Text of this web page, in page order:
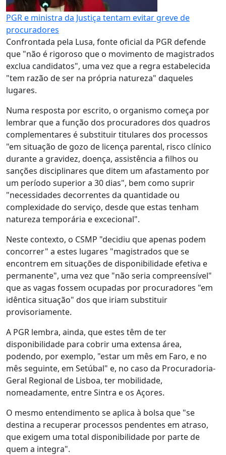
PGR e ministra da Justiça tentam evitar greve de
procuradores
Confrontada pela Lusa, fonte oficial da PGR defende
que "não é rigoroso que o movimento de magistrados
exclua candidatos", uma vez que a regra estabelecida
"tem razão de ser na própria natureza" daqueles
lugares.
Numa resposta por escrito, o organismo começa por
lembrar que a função dos procuradores dos quadros
complementares é substituir titulares dos processos
"em situação de gozo de licença parental, risco clínico
durante a gravidez, doença, assistência a filhos ou
sanções disciplinares que ditem um afastamento por
um período superior a 30 dias", bem como suprir
"necessidades decorrentes da quantidade ou
complexidade do serviço, desde que estas tenham
natureza temporária e excecional".
Neste contexto, o CSMP "decidiu que apenas podem
concorrer" a estes lugares "magistrados que se
encontrem em situações de disponibilidade efetiva e
permanente", uma vez que "não seria compreensível"
que as vagas fossem ocupadas por procuradores "em
idêntica situação" dos que iriam substituir
provisoriamente.
A PGR lembra, ainda, que estes têm de ter
disponibilidade para cobrir uma extensa área,
podendo, por exemplo, "estar um mês em Faro, e no
mês seguinte, em Setúbal" e, no caso da Procuradoria-
Geral Regional de Lisboa, ter mobilidade,
nomeadamente, entre Sintra e os Açores.
O mesmo entendimento se aplica à bolsa que "se
destina a recuperar processos pendentes em atraso,
que exigem uma total disponibilidade por parte de
quem a integra".